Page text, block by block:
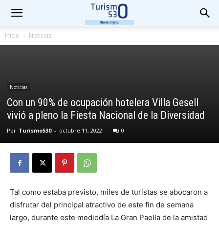
Inicio Noticias
Noticias
Con un 90% de ocupación hotelera Villa Gesell
vivió a pleno la Fiesta Nacional de la Diversidad
Por Turismo530 - octubre 11, 2022 0
Tal como estaba previsto, miles de turistas se abocaron a
disfrutar del principal atractivo de este fin de semana
largo, durante este mediodía La Gran Paella de la amistad